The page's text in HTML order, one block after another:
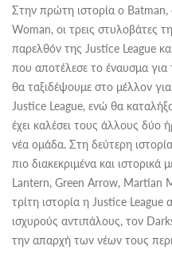
Στην πρώτη ιστορία o
Woman, οι τρεις στυλοβάτες
παρελθόν της Justice League
που αποτέλεσε το έναυσμα
θα ταξιδέψουμε στο μέλλον
Justice League, ενώ θα
έχει καλέσει τους άλλους δύο
νέα ομάδα. Στη δεύτερη
πιο διακεκριμένα και
Lantern, Green Arrow, Martian
τρίτη ιστορία η Justice League
ισχυρούς αντιπάλους, τον
την απαρχή των νέων τους